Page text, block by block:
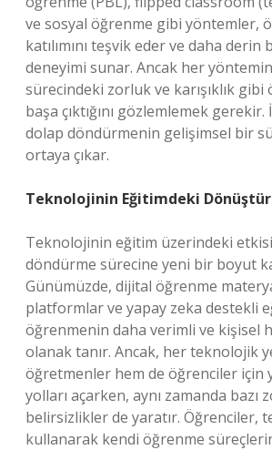
ve sosyal öğrenme gibi yöntemler,
katılımını teşvik eder ve daha
deneyimi sunar. Ancak her
sürecindeki zorluk ve karışıklık gibi
başa çıktığını gözlemlemek
dolap döndürmenin gelişimsel bir
ortaya çıkar.
Teknolojinin Eğitimdeki
Teknolojinin eğitim üzerindeki
döndürme sürecine yeni bir boyut
Günümüzde, dijital öğrenme
platformlar ve yapay zeka destekli
öğrenmenin daha verimli ve kişisel
olanak tanır. Ancak, her teknolojik
öğretmenler hem de öğrenciler için
yolları açarken, aynı zamanda bazı
belirsizlikler de yaratır. Öğrenciler,
kullanarak kendi öğrenme